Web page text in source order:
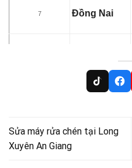
7 Đồng Nai
Cần Thơ
9
Sửa máy rửa chén tại Long
Xuyên An Giang